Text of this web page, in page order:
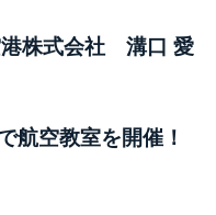
港株式会社 溝口 愛
航空教室を開催！